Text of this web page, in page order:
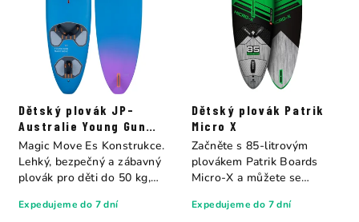
Dětský plovák JP-
Australie Young Gun
Magic Move Es
Expedujeme do 7 dní
Magic Move Es Konstrukce.
Lehký, bezpečný a zábavný
plovák pro děti do 50 kg,
Dětský plovák Patrik
Micro X
Expedujeme do 7 dní
Začněte s 85-litrovým
plovákem Patrik Boards
Micro-X a můžete se